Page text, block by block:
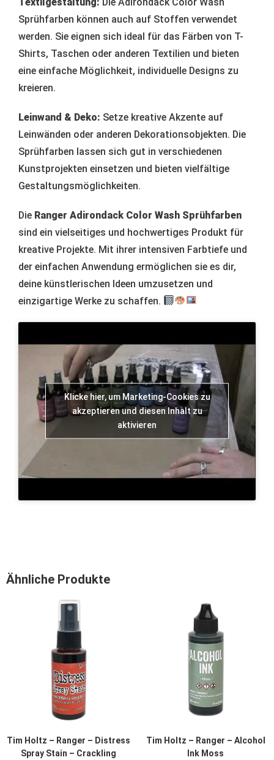
Sprühfarben können auch auf Stoffen verwendet
werden. Sie eignen sich ideal für das Färben von T-
Shirts, Taschen oder anderen Textilien und bieten
eine einfache Möglichkeit, individuelle Designs zu
kreieren.
Leinwand & Deko: Setze kreative Akzente auf
Leinwänden oder anderen Dekorationsobjekten. Die
Sprühfarben lassen sich gut in verschiedenen
Kunstprojekten einsetzen und bieten vielfältige
Gestaltungsmöglichkeiten.
Die Ranger Adirondack Color Wash Sprühfarben
sind ein vielseitiges und hochwertiges Produkt für
kreative Projekte. Mit ihrer intensiven Farbtiefe und
der einfachen Anwendung ermöglichen sie es dir,
deine künstlerischen Ideen umzusetzen und
einzigartige Werke zu schaffen.
Klicke hier, um Marketing-Cookies zu
akzeptieren und diesen Inhalt zu
aktivieren
Ähnliche Produkte
Tim Holtz – Ranger – Distress
Spray Stain – Crackling
Tim Holtz – Ranger – Alcohol
Ink Moss